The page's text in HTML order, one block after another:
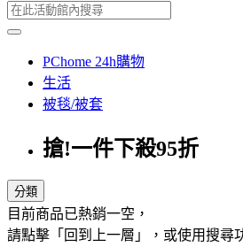
PChome 24h購物
生活
被毯/被套
搶!一件下殺95折
分類
目前商品已熱銷一空，
請點擊「回到上一層」，或使用搜尋